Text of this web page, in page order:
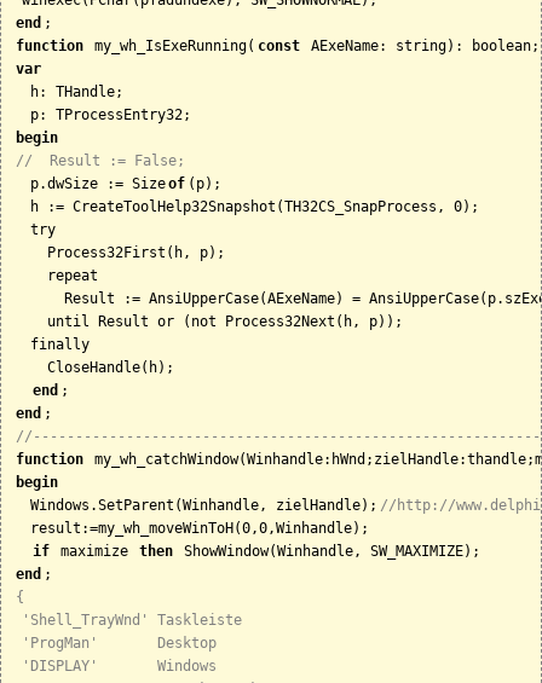
end
function
my_wh_IsExeRunning( const
var
  h: THandle;
begin
//  Result := False;
  p.dwSize := Size
of (p);
  h := CreateToolHelp32Snapshot(TH32CS_SnapProcess, 0);
  try
    Process32First(h, p);
    repeat
Result := AnsiUpperCase(AExeName) =
    until Result or (not Process32Next(h, p));
  finally
    CloseHandle(h);
end
end
function
begin
  Windows.SetParent(Winhandle, zielHandle);
//http://
  result:=my_wh_moveWinToH(0,0,Winhandle);
if
maximize then
end
{
'Shell_TrayWnd' Taskleiste
'ProgMan'       Desktop
'DISPLAY'       Windows